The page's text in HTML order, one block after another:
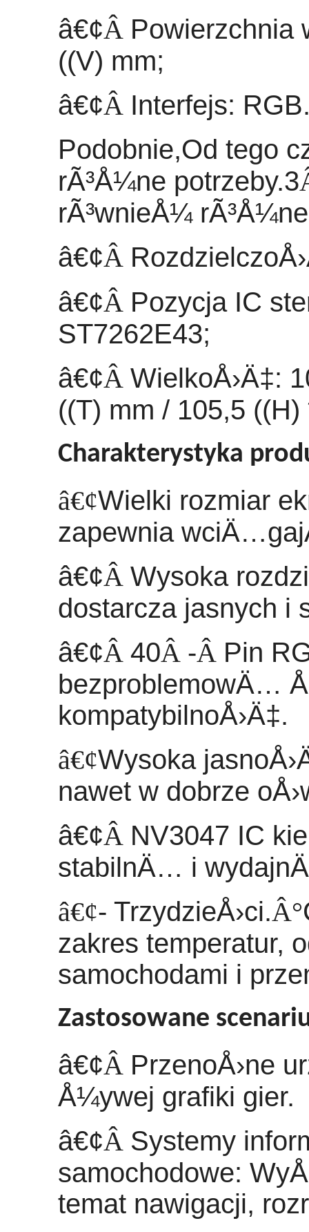
â€¢Â Powierzchnia
((V) mm;
â€¢Â Interfejs:
Podobnie,Od tego
rÃ³Å¼ne potrzeby.3
rÃ³wnieÅ¼
â€¢Â
â€¢Â Pozycja IC
ST7262E43;
â€¢Â WielkoÅ›Ä‡:
((T) mm / 105,5
Charakterystyka
â€¢Wielki rozmiar
zapewnia
â€¢Â Wysoka
dostarcza jasnych i
â€¢Â 40Â -Â Pin
bezproblemowÄ…
kompatybilnoÅ›Ä‡.
â€¢Wysoka
nawet w dobrze
â€¢Â NV3047 IC
stabilnÄ… i
â€¢- TrzydzieÅ›ci.Â°
zakres temperatur,
samochodami i
Zastosowane
â€¢Â PrzenoÅ›ne
Å¼ywej grafiki gier.
â€¢Â Systemy
samochodowe:
temat nawigacji,